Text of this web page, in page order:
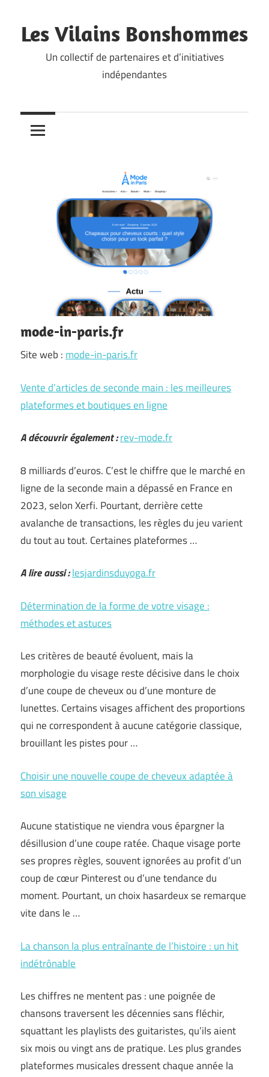
to
content
Les Vilains Bonshommes
Un collectif de partenaires et d’initiatives
indépendantes
mode-in-paris.fr
Site web : mode-in-paris.fr
Vente d’articles de seconde main : les meilleures
plateformes et boutiques en ligne
A découvrir également :rev-mode.fr
8 milliards d’euros. C’est le chiffre que le marché en
ligne de la seconde main a dépassé en France en
2023, selon Xerfi. Pourtant, derrière cette
avalanche de transactions, les règles du jeu varient
du tout au tout. Certaines plateformes …
A lire aussi :lesjardinsduyoga.fr
Détermination de la forme de votre visage :
méthodes et astuces
Les critères de beauté évoluent, mais la
morphologie du visage reste décisive dans le choix
d’une coupe de cheveux ou d’une monture de
lunettes. Certains visages affichent des proportions
qui ne correspondent à aucune catégorie classique,
brouillant les pistes pour …
Choisir une nouvelle coupe de cheveux adaptée à
son visage
Aucune statistique ne viendra vous épargner la
désillusion d’une coupe ratée. Chaque visage porte
ses propres règles, souvent ignorées au profit d’un
coup de cœur Pinterest ou d’une tendance du
moment. Pourtant, un choix hasardeux se remarque
vite dans le …
La chanson la plus entraînante de l’histoire : un hit
indétrônable
Les chiffres ne mentent pas : une poignée de
chansons traversent les décennies sans fléchir,
squattant les playlists des guitaristes, qu’ils aient
six mois ou vingt ans de pratique. Les plus grandes
plateformes musicales dressent chaque année la